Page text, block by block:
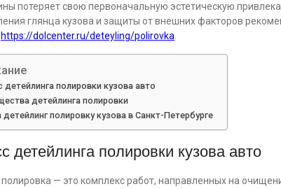
потеряет свою первоначальную эстетическую
глянца кузова и защиты от внешних факторов
https://dolcenter.ru/deteyling/polirovka.
детейлинга полировки кузова авто
детейлинга полировки
полировку кузова в Санкт-Петербурге
детейлинга полировки кузова авто
— это комплекс работ, направленных на